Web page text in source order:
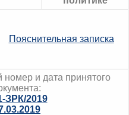
Пояснительная записка
номер и дата принятого
ЗРК/2019